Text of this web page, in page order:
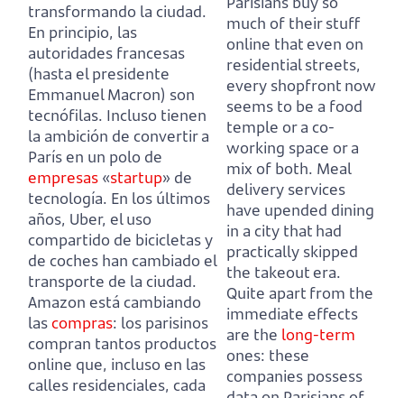
transformando la ciudad.
En principio, las
autoridades francesas
(hasta el presidente
Emmanuel Macron) son
tecnófilas. Incluso tienen
la ambición de convertir a
París en un polo de
empresas «startup» de
tecnología. En los últimos
años, Uber, el uso
compartido de bicicletas y
de coches han cambiado el
transporte de la ciudad.
Amazon está cambiando
lascompras: los parisinos
compran tantos productos
online que, incluso en las
calles residenciales, cada
much of their stuff
online that even on
residential streets,
every shopfront now
seems to be a food
temple or a co-
working space or a
mix of both. Meal
delivery services
have upended dining
in a city that had
practically skipped
the takeout era.
Quite apart from the
immediate effects
are the long-term
ones: these
companies possess